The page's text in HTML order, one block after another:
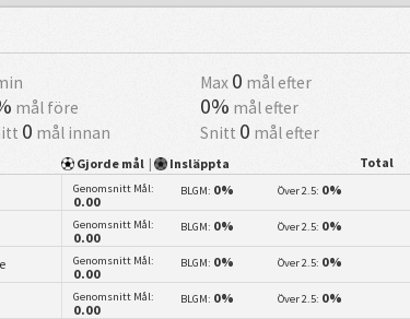
Max 0 mål efter
mål före 0% mål efter
0 mål innan Snitt 0 mål efter
Gjorde mål | Insläppta Total
Genomsnitt Mål:
0.00
BLGM: 0% Över 2.5: 0%
Genomsnitt Mål:
0.00
BLGM: 0% Över 2.5: 0%
Genomsnitt Mål:
0.00
BLGM: 0% Över 2.5: 0%
Genomsnitt Mål:
0.00
BLGM: 0% Över 2.5: 0%